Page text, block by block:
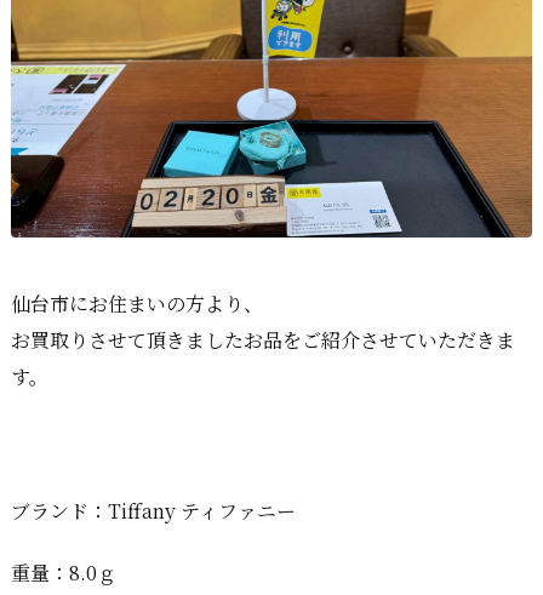
仙台市にお住まいの方より、
お買取りさせて頂きましたお品をご紹介させていただきま
す。
ブランド：Tiffany ティファニー
重量：8.0ｇ